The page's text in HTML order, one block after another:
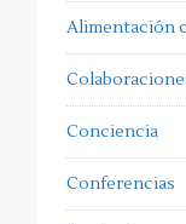
Alimentación
Conciencia
Conferencias